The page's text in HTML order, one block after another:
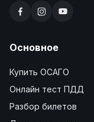
Основное
Купить ОСАГО
Онлайн тест ПДД
Разбор билетов